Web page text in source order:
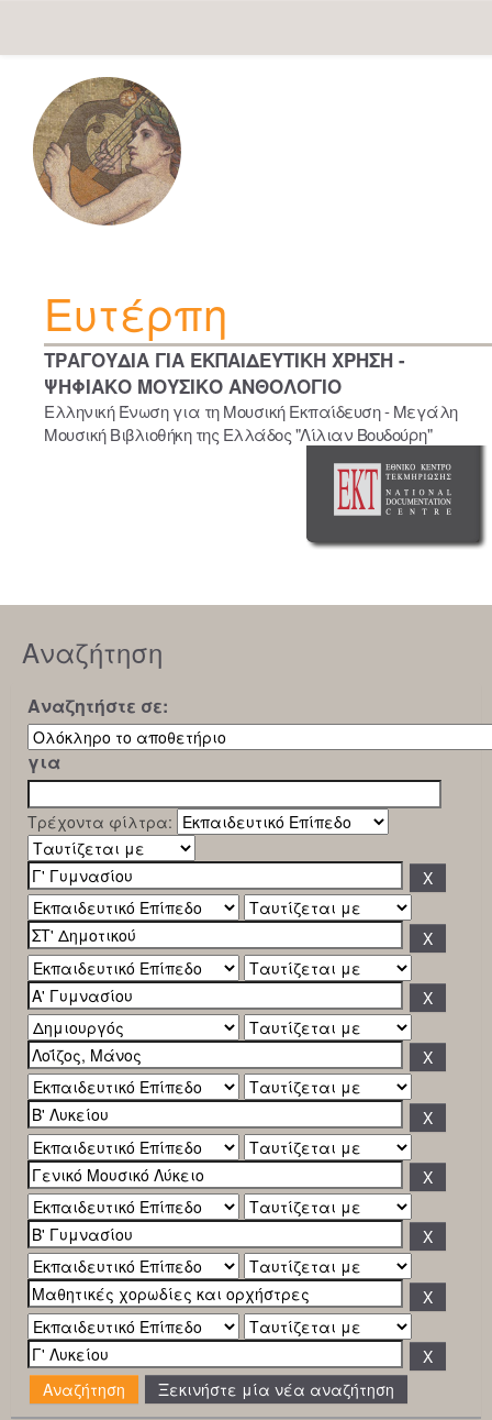
navigation
Ευτέρπη
ΤΡΑΓΟΥΔΙΑ ΓΙΑ ΕΚΠΑΙΔΕΥΤΙΚΗ ΧΡΗΣΗ -
ΨΗΦΙΑΚΟ ΜΟΥΣΙΚΟ ΑΝΘΟΛΟΓΙΟ
Ελληνική Ένωση για τη Μουσική Εκπαίδευση - Μεγάλη
Μουσική Βιβλιοθήκη της Ελλάδος "Λίλιαν Βουδούρη"
Αναζήτηση
Αναζητήστε σε:
για
Τρέχοντα φίλτρα:
Ξεκινήστε μία νέα αναζήτηση